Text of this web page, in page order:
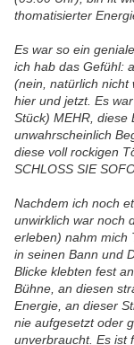
thomatisierter
Es war so ein
ich hab das Gefühl:
(nein, natürlich nicht
hier und jetzt. Es
Stück) MEHR, diese
unwahrscheinlich
diese voll rockigen
SCHLOSS SIE
Nachdem ich noch
unwirklich war noch
erleben) nahm mich
in seinen Bann und
Blicke klebten fest
Bühne, an diesen
Energie, an dieser
nie aufgesetzt oder
unverbraucht. Es ist